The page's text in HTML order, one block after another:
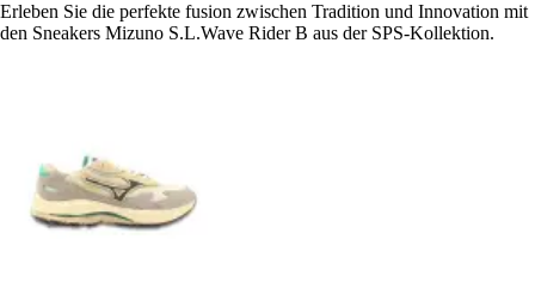
Erleben Sie die perfekte fusion zwischen Tradition und Innovation mit
den Sneakers Mizuno S.L.Wave Rider B aus der SPS-Kollektion.